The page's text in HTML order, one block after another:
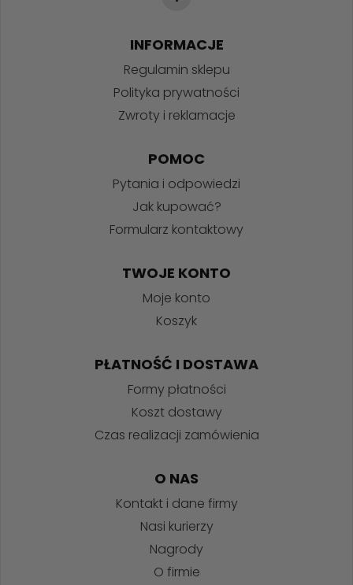
INFORMACJE
Regulamin sklepu
Polityka prywatności
Zwroty i reklamacje
POMOC
Pytania i odpowiedzi
Jak kupować?
Formularz kontaktowy
TWOJE KONTO
Moje konto
Koszyk
PŁATNOŚĆ I DOSTAWA
Formy płatności
Koszt dostawy
Czas realizacji zamówienia
O NAS
Kontakt i dane firmy
Nasi kurierzy
Nagrody
O firmie